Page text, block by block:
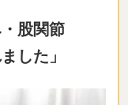
股関節
した」